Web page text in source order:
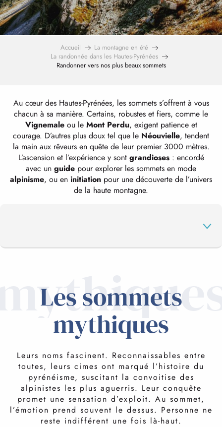
Accueil
La montagne en été
La randonnée dans les Hautes-Pyrénées
Randonner vers nos plus beaux sommets
Au cœur des Hautes-Pyrénées, les sommets s’offrent à vous
chacun à sa manière. Certains, robustes et fiers, comme le
Vignemaleou le Mont Perdu, exigent patience et
courage. D’autres plus doux tel que le Néouvielle, tendent
la main aux rêveurs en quête de leur premier 3000 mètres.
L’ascension et l’expérience y sont grandioses: encordé
avec un guide pour explorer les sommets en mode
alpinisme, ou en initiation pour une découverte de l’univers
de la haute montagne.
SOMMETS INCONTOURNABLES
SOMMETS ENCORDÉS
Les sommets
mythiques
Leurs noms fascinent. Reconnaissables entre
toutes, leurs cimes ont marqué l’histoire du
pyrénéisme, suscitant la convoitise des
alpinistes les plus aguerris. Leur conquête
promet une sensation d’exploit. Au sommet,
l’émotion prend souvent le dessus. Personne ne
reste indifférent une fois là-haut.